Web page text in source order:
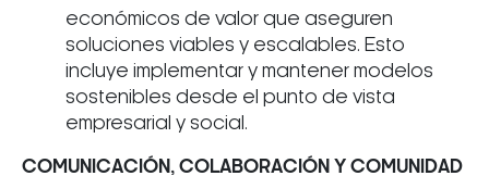
económicos de valor que aseguren
soluciones viables y escalables. Esto
incluye implementar y mantener modelos
sostenibles desde el punto de vista
empresarial y social.
COMUNICACIÓN, COLABORACIÓN Y COMUNIDAD